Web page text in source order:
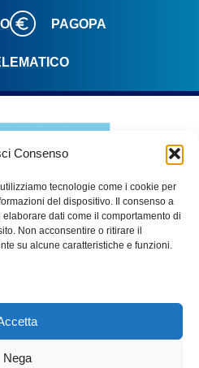
Consenso
tecnologie come i cookie per
del dispositivo. Il consenso a
dati come il comportamento di
Non acconsentire o ritirare il
su alcune caratteristiche e funzioni.
Nega
PAGOPA